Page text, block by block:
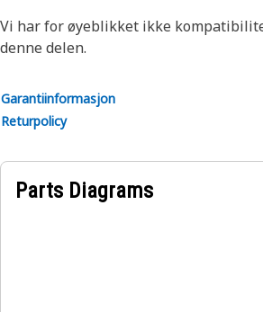
Vi har for øyeblikket ikke
denne delen.
Garantiinformasjon
Returpolicy
Parts Diagrams